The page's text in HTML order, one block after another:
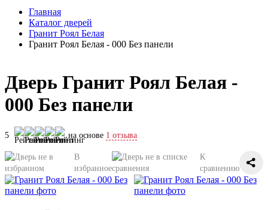
Главная
Каталог дверей
Гранит Роял Белая
Гранит Роял Белая - 000 Без панели
Дверь Гранит Роял Белая -
000 Без панели
5 на основе 1 отзыва
В
избранное
К
сравнению